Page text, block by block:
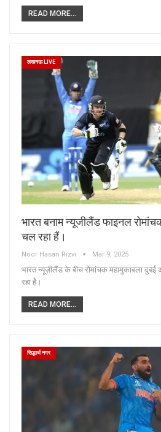
READ MORE...
लखनऊ LIVE
भारत बनाम न्यूजीलैंड फाइनल
चल रहा हैं।
Noor Hasan Rizvi Mar 9, 2025
भारत न्यूज़ीलैंड के बीच रोमांचक महामुकाबला दुबई
रहा है।
READ MORE...
सिद्धार्थ नगर